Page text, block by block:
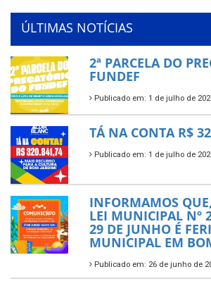
ÚLTIMAS NOTÍCIAS
2ª PARCELA DO
FUNDEF
Publicado em: 1 de julho de
TÁ NA CONTA R$
Publicado em: 1 de julho de
INFORMAMOS
LEI MUNICIPAL Nº
29 DE JUNHO É
MUNICIPAL EM
Publicado em: 26 de junho de